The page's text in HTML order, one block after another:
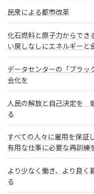
民衆による都市改革
化石燃料と原子力からでき
い戻しなしにエネルギーと
データセンターの「ブラッ
会化を
人民の解放と自己決定を
る
すべての人々に雇用を保証
有用な仕事に必要な再訓練
より少なく働き、より良く
る